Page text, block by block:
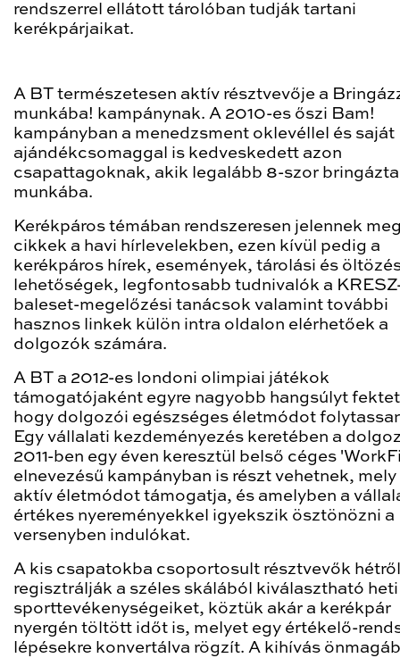
rendszerrel ellátott tárolóban tudják tartani
kerékpárjaikat.
A BT természetesen aktív résztvevője a
munkába! kampánynak. A 2010-es őszi Bam!
kampányban a menedzsment oklevéllel és saját
ajándékcsomaggal is kedveskedett azon
csapattagoknak, akik legalább 8-szor
munkába.
Kerékpáros témában rendszeresen jelennek
cikkek a havi hírlevelekben, ezen kívül pedig a
kerékpáros hírek, események, tárolási és
lehetőségek, legfontosabb tudnivalók a
baleset-megelőzési tanácsok valamint további
hasznos linkek külön intra oldalon elérhetőek a
dolgozók számára.
A BT a 2012-es londoni olimpiai játékok
támogatójaként egyre nagyobb hangsúlyt
hogy dolgozói egészséges életmódot
Egy vállalati kezdeményezés keretében a
2011-ben egy éven keresztül belső céges
elnevezésű kampányban is részt vehetnek, mely
aktív életmódot támogatja, és amelyben a
értékes nyereményekkel igyekszik ösztönözni a
versenyben indulókat.
A kis csapatokba csoportosult résztvevők
regisztrálják a széles skálából kiválasztható heti
sporttevékenységeiket, köztük akár a kerékpár
nyergén töltött időt is, melyet egy értékelő-
lépésekre konvertálva rögzít. A kihívás